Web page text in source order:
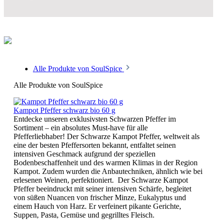
Alle Produkte von SoulSpice
Alle Produkte von SoulSpice
Kampot Pfeffer schwarz bio 60 g
Entdecke unseren exklusivsten Schwarzen Pfeffer im
Sortiment – ein absolutes Must-have für alle
Pfefferliebhaber! Der Schwarze Kampot Pfeffer, weltweit als
eine der besten Pfeffersorten bekannt, entfaltet seinen
intensiven Geschmack aufgrund der speziellen
Bodenbeschaffenheit und des warmen Klimas in der Region
Kampot. Zudem wurden die Anbautechniken, ähnlich wie bei
erlesenen Weinen, perfektioniert. Der Schwarze Kampot
Pfeffer beeindruckt mit seiner intensiven Schärfe, begleitet
von süßen Nuancen von frischer Minze, Eukalyptus und
einem Hauch von Harz. Er verfeinert pikante Gerichte,
Suppen, Pasta, Gemüse und gegrilltes Fleisch.